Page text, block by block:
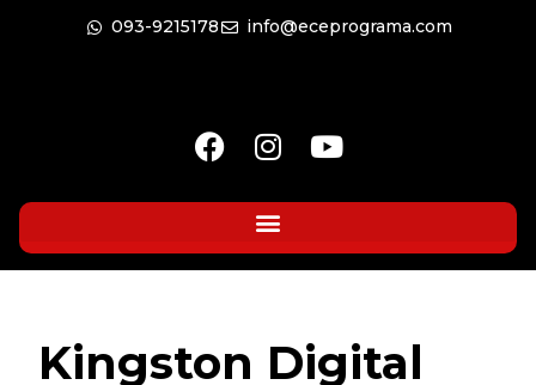
093-9215178 info@eceprograma.com
Kingston Digital